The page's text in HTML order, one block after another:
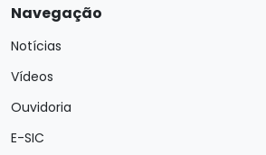
Navegação
Notícias
Vídeos
Ouvidoria
E-SIC